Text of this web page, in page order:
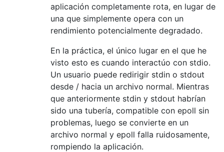
aplicación completamente rota, en lugar de
una que simplemente opera con un
rendimiento potencialmente degradado.
En la práctica, el único lugar en el que he
visto esto es cuando interactúo con stdio.
Un usuario puede redirigir stdin o stdout
desde / hacia un archivo normal. Mientras
que anteriormente stdin y stdout habrían
sido una tubería, compatible con epoll sin
problemas, luego se convierte en un
archivo normal y epoll falla ruidosamente,
rompiendo la aplicación.